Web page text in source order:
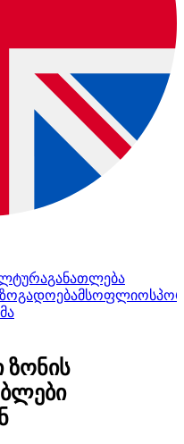
განათლება
მსოფლიო